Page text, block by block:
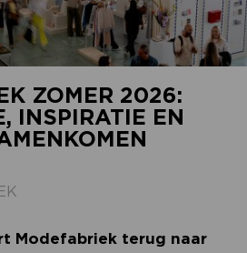
ZOMER 2026:
INSPIRATIE EN
Modefabriek terug naar